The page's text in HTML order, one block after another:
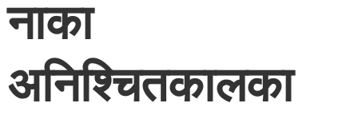
नाका
अनिश्चितकालका